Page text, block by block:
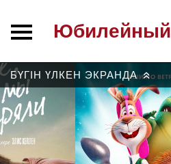
Юбилейный
БҮГІН ҮЛКЕН ЭКРАНДА»